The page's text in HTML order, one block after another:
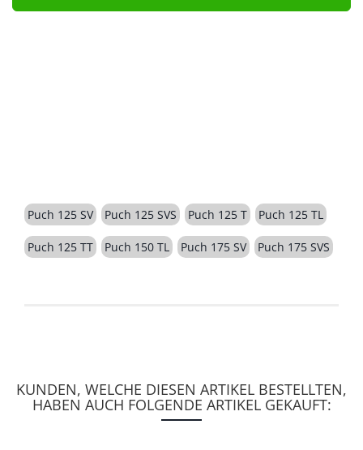
Puch 125 SV Puch 125 SVS Puch 125 T Puch 125 TL
Puch 125 TT Puch 150 TL Puch 175 SV Puch 175 SVS
KUNDEN, WELCHE DIESEN ARTIKEL BESTELLTEN,
HABEN AUCH FOLGENDE ARTIKEL GEKAUFT: